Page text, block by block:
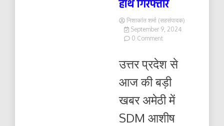
हाथ गिरफ्तार
निशाकांत शर्मा (सहसंपादक)
September 9, 2024
0 Commenton
₹5000/-
रिश्वत
हुए
हाथ
उत्तर प्रदेश से
आज की बड़ी
खबर अमेठी में
SDM आशीष